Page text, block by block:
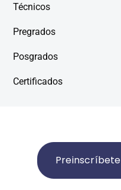
Técnicos
Pregrados
Posgrados
Certificados
Preinscríbete